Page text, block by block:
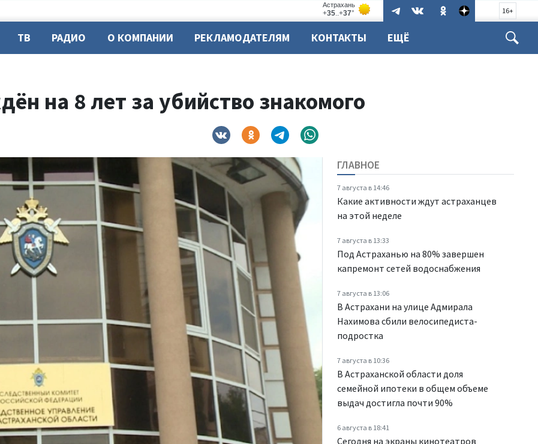
16+
ТВ РАДИО О КОМПАНИИ РЕКЛАМОДАТЕЛЯМ КОНТАКТЫ ЕЩЁ
на 8 лет за убийство знакомого
ГЛАВНОЕ
7 августа в 14:46
Какие активности ждут астраханцев
на этой неделе
7 августа в 13:33
Под Астраханью на 80% завершен
капремонт сетей водоснабжения
7 августа в 13:06
В Астрахани на улице Адмирала
Нахимова сбили велосипедиста-
подростка
7 августа в 10:36
В Астраханской области доля
семейной ипотеки в общем объеме
выдач достигла почти 90%
6 августа в 18:41
Сегодня на экраны кинотеатров